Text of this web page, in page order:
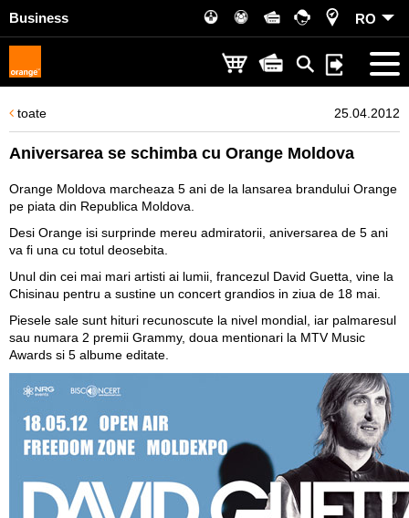
Business RO
toate 25.04.2012
Aniversarea se schimba cu Orange Moldova
Orange Moldova marcheaza 5 ani de la lansarea brandului Orange
pe piata din Republica Moldova.
Desi Orange isi surprinde mereu admiratorii, aniversarea de 5 ani
va fi una cu totul deosebita.
Unul din cei mai mari artisti ai lumii, francezul David Guetta, vine la
Chisinau pentru a sustine un concert grandios in ziua de 18 mai.
Piesele sale sunt hituri recunoscute la nivel mondial, iar palmaresul
sau numara 2 premii Grammy, doua mentionari la MTV Music
Awards si 5 albume editate.